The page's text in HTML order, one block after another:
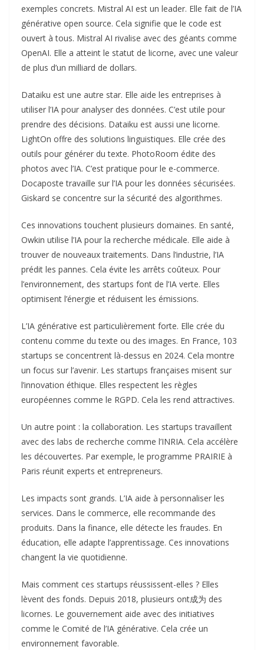
exemples concrets. Mistral AI est un leader. Elle fait de l’IA
générative open source. Cela signifie que le code est
ouvert à tous. Mistral AI rivalise avec des géants comme
OpenAI. Elle a atteint le statut de licorne, avec une valeur
de plus d’un milliard de dollars.
Dataiku est une autre star. Elle aide les entreprises à
utiliser l’IA pour analyser des données. C’est utile pour
prendre des décisions. Dataiku est aussi une licorne.
LightOn offre des solutions linguistiques. Elle crée des
outils pour générer du texte. PhotoRoom édite des
photos avec l’IA. C’est pratique pour le e-commerce.
Docaposte travaille sur l’IA pour les données sécurisées.
Giskard se concentre sur la sécurité des algorithmes.
Ces innovations touchent plusieurs domaines. En santé,
Owkin utilise l’IA pour la recherche médicale. Elle aide à
trouver de nouveaux traitements. Dans l’industrie, l’IA
prédit les pannes. Cela évite les arrêts coûteux. Pour
l’environnement, des startups font de l’IA verte. Elles
optimisent l’énergie et réduisent les émissions.
L’IA générative est particulièrement forte. Elle crée du
contenu comme du texte ou des images. En France, 103
startups se concentrent là-dessus en 2024. Cela montre
un focus sur l’avenir. Les startups françaises misent sur
l’innovation éthique. Elles respectent les règles
européennes comme le RGPD. Cela les rend attractives.
Un autre point : la collaboration. Les startups travaillent
avec des labs de recherche comme l’INRIA. Cela accélère
les découvertes. Par exemple, le programme PRAIRIE à
Paris réunit experts et entrepreneurs.
Les impacts sont grands. L’IA aide à personnaliser les
services. Dans le commerce, elle recommande des
produits. Dans la finance, elle détecte les fraudes. En
éducation, elle adapte l’apprentissage. Ces innovations
changent la vie quotidienne.
Mais comment ces startups réussissent-elles ? Elles
lèvent des fonds. Depuis 2018, plusieurs ont成为 des
licornes. Le gouvernement aide avec des initiatives
comme le Comité de l’IA générative. Cela crée un
environnement favorable.